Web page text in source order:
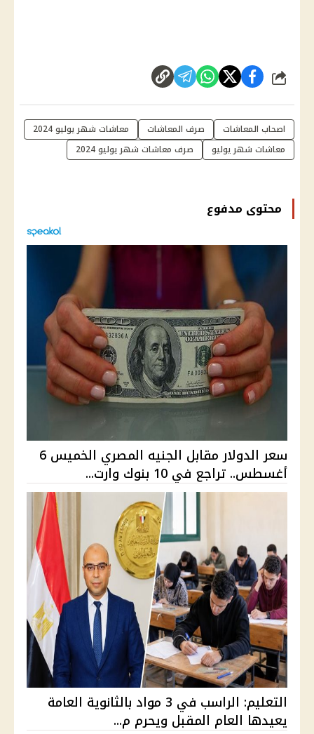
شارك
اصحاب المعاشات صرف المعاشات
معاشات شهر يوليو 2024
معاشات شهر يوليو
صرف معاشات شهر يوليو 2024
محتوى مدفوع
سعر الدولار مقابل الجنيه المصري الخميس 6
أغسطس.. تراجع في 10 بنوك وارت...
التعليم: الراسب في 3 مواد بالثانوية العامة
يعيدها العام المقبل ويحرم م...